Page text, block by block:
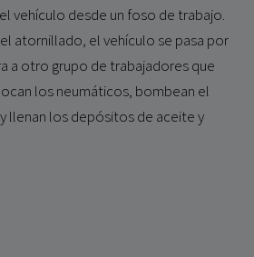
vehículo desde un foso de trabajo.
atornillado, el vehículo se pasa por
a otro grupo de trabajadores que
los neumáticos, bombean el
llenan los depósitos de aceite y